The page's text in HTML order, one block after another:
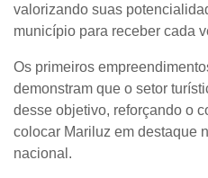
valorizando suas
município para receber cada
Os primeiros
demonstram que o setor
desse objetivo, reforçando o
colocar Mariluz em destaque
nacional.